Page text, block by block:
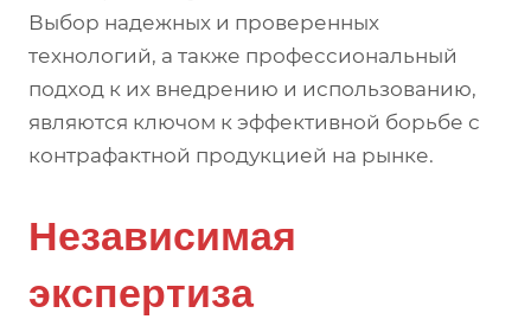
Выбор надежных и проверенных
технологий, а также профессиональный
подход к их внедрению и использованию,
являются ключом к эффективной борьбе с
контрафактной продукцией на рынке.
Независимая
экспертиза